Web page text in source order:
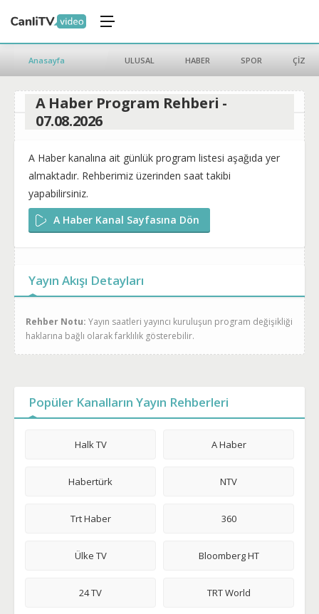
Anasayfa ULUSAL HABER SPOR ÇİZGİ
A Haber Program Rehberi -
07.08.2026
A Haber kanalına ait günlük program listesi aşağıda yer
almaktadır. Rehberimiz üzerinden saat takibi
yapabilirsiniz.
A Haber Kanal Sayfasına Dön
Yayın Akışı Detayları
Rehber Notu: Yayın saatleri yayıncı kuruluşun program değişikliği
haklarına bağlı olarak farklılık gösterebilir.
Popüler Kanalların Yayın Rehberleri
Halk TV A Haber
Habertürk NTV
Trt Haber 360
Ülke TV Bloomberg HT
24 TV TRT World